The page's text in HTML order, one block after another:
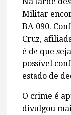
Militar
BA-090.
Cruz,
é de que
possível
estado de
O crime é
divulgou